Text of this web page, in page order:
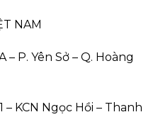
NAM
– P. Yên Sở – Q. Hoàng
– KCN Ngọc Hồi – Thanh